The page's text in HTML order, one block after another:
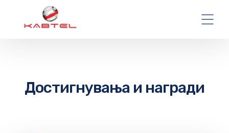
Достигнувања и награди